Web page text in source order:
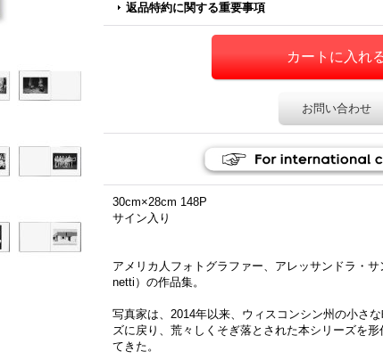
返品特約に関する重要事項
お問い合わせ
30cm×28cm 148P
サイン入り
アメリカ人フォトグラファー、アレッサンドラ・
netti）の作品集。
写真家は、2014年以来、ウィスコンシン州の小さ
ズに戻り、荒々しくそぎ落とされた本シリーズを
てきた。